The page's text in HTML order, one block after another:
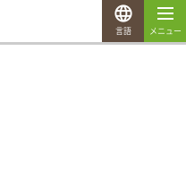
メニュー
言語